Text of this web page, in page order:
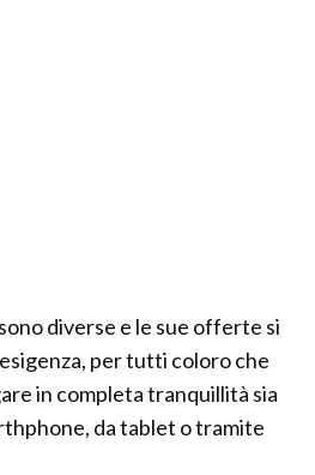
diverse e le sue offerte si
per tutti coloro che
in completa tranquillità sia
da tablet o tramite